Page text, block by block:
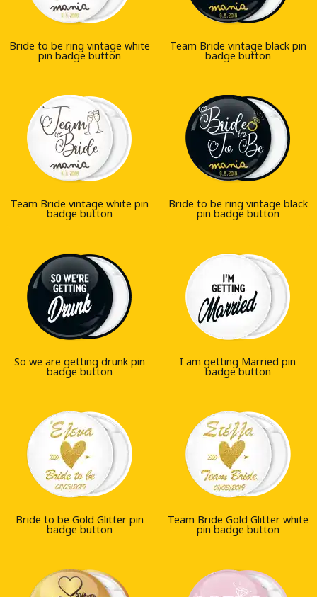
Bride to be ring vintage white
pin badge button
Team Bride vintage black pin
badge button
Team Bride vintage white pin
badge button
Bride to be ring vintage black
pin badge button
So we are getting drunk pin
badge button
I am getting Married pin
badge button
Bride to be Gold Glitter pin
badge button
Team Bride Gold Glitter white
pin badge button